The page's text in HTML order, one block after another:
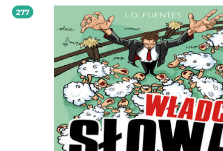
przyjąć profesjonalną postawę. Postanowiłem przedstawić w sposób przejrzysty i
zrozumiały wszystko, co uważam za niezbędne w zawodzie sprzedawcy:
w handlu obwoźnym, na straganie, w supermarkecie czy też w
Wiem, że zawsze to człowiek jest początkiem i końcem każdej transakcji
Człowiek jest istotą oddziałującą na innych i jednocześnie ulegającą również
wpływom z zewnątrz. Nie można jednak tego wykorzystywać do złych celów.
Waldemar Mielczarek autor publikacji
277